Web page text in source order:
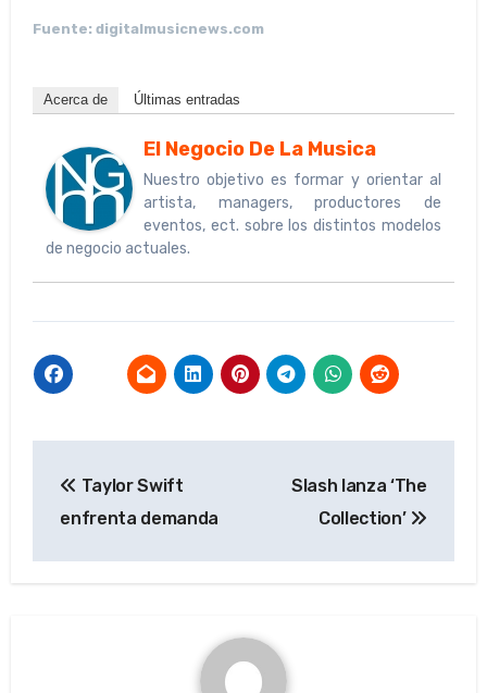
Fuente: digitalmusicnews.com
Acerca de Últimas entradas
El Negocio De La Musica
Nuestro objetivo es formar y orientar al
artista, managers, productores de
eventos, ect. sobre los distintos modelos
de negocio actuales.
de
Taylor Swift
enfrenta demanda
Slash lanza ‘The
Collection’